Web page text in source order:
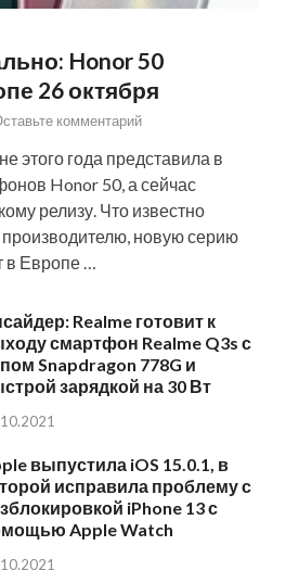
Honor 50
26 октября
комментарий
этого года представила в
Honor 50, а сейчас
релизу. Что известно
новую серию
в Европе …
Realme готовит к
смартфон Realme Q3s с
Snapdragon 778G и
зарядкой на 30 Вт
выпустила iOS 15.0.1, в
исправила проблему с
iPhone 13 с
Apple Watch